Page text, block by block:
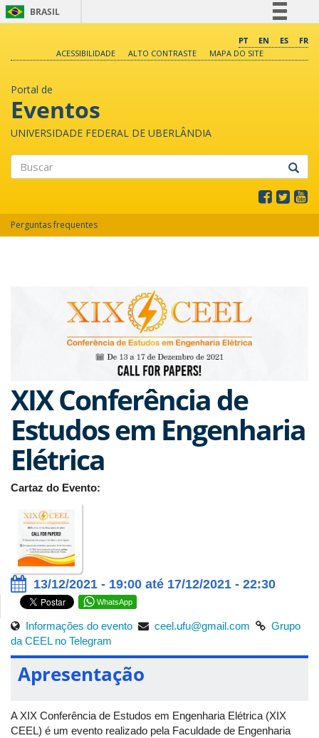
BRASIL
Comunica BR
PT EN ES
FR
ACESSIBILIDADE
ALTO CONTRASTE MAPA DO SITE
Portal de
Eventos
UNIVERSIDADE FEDERAL DE UBERLÂNDIA
Perguntas frequentes
XIX Conferência de
Estudos em Engenharia
Elétrica
Cartaz do Evento:
13/12/2021 - 19:00 até 17/12/2021 - 22:30
WhatsApp
Informações do evento ceel.ufu@gmail.com
Grupo
da CEEL no Telegram
Apresentação
A XIX Conferência de Estudos em Engenharia Elétrica (XIX
CEEL) é um evento realizado pela Faculdade de Engenharia